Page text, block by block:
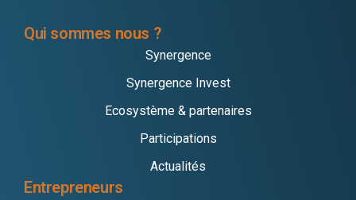
Qui sommes nous ?
Synergence
Synergence Invest
Ecosystème & partenaires
Participations
Actualités
Entrepreneurs